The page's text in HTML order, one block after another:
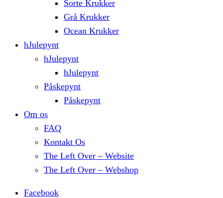
Sorte Krukker
Grå Krukker
Ocean Krukker
hJulepynt
hJulepynt
hJulepynt
Påskepynt
Påskepynt
Om os
FAQ
Kontakt Os
The Left Over – Website
The Left Over – Webshop
Facebook